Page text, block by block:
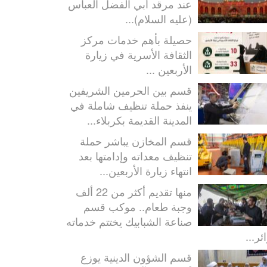
عند مرقد أبي الفضل العباس
(عليه السلام)...
حصيلة بأهم خدمات مركز
الثقافة الأسرية في زيارة
الأربعين ...
قسم بين الحرمين الشريفين
ينفذ حملة تنظيف شاملة في
المدينة القديمة بكربلاء...
قسم المخازن يباشر حملة
تنظيف معداته وإدامتها بعد
انتهاء زيارة الأربعين...
منها تقديم أكثر من 22 ألف
وجبة طعام.. موكب قسم
صناعة الشبابيك يختتم خدماته
قسم الشؤون الدينية يوزع